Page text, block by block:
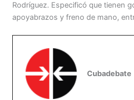
Rodríguez. Especificó que tienen
apoyabrazos y freno de mano,
Cubadebate